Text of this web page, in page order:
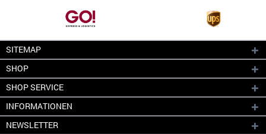
SITEMAP
SHOP
SHOP SERVICE
INFORMATIONEN
NEWSLETTER